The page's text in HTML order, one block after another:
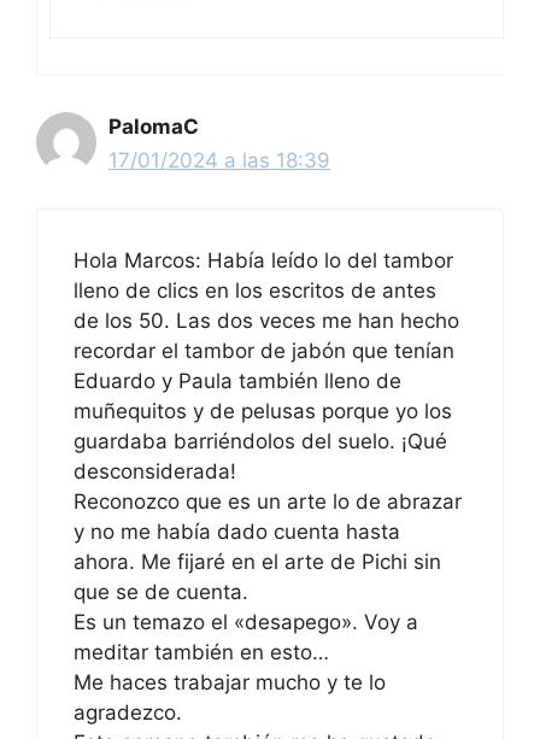
PalomaC
17/01/2024 a las 18:39
Hola Marcos: Había leído lo del tambor
lleno de clics en los escritos de antes
de los 50. Las dos veces me han hecho
recordar el tambor de jabón que tenían
Eduardo y Paula también lleno de
muñequitos y de pelusas porque yo los
guardaba barriéndolos del suelo. ¡Qué
desconsiderada!
Reconozco que es un arte lo de abrazar
y no me había dado cuenta hasta
ahora. Me fijaré en el arte de Pichi sin
que se de cuenta.
Es un temazo el «desapego». Voy a
meditar también en esto…
Me haces trabajar mucho y te lo
agradezco.